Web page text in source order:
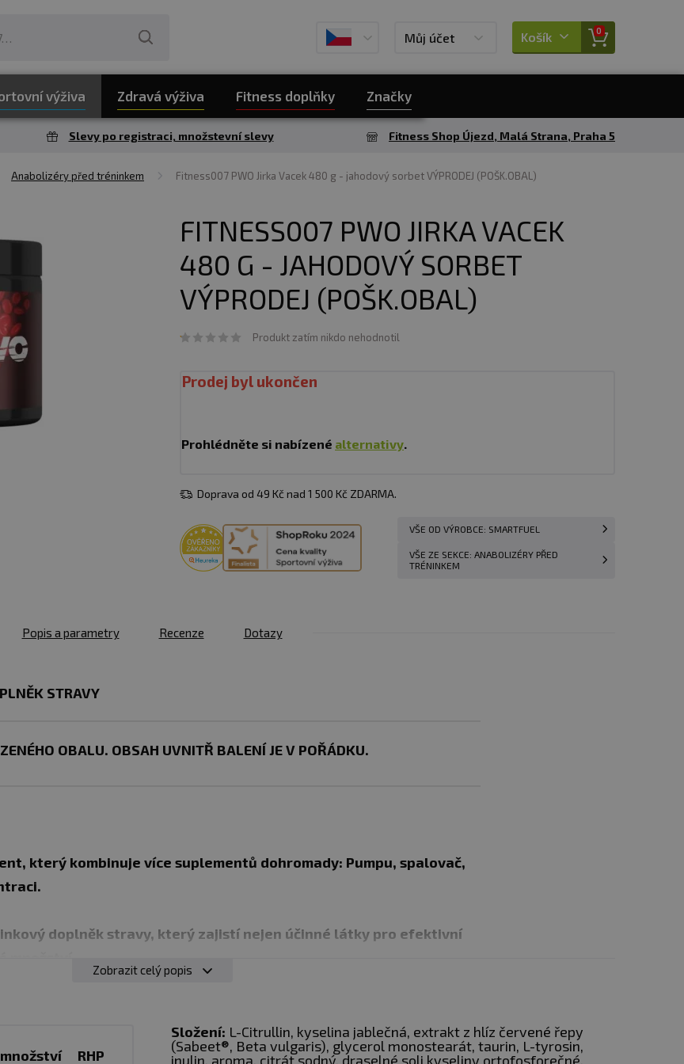
Můj účet Košík 0
výživa Zdravá výživa Fitness doplňky Značky
Slevy po registraci, množstevní slevy Fitness Shop Újezd, Malá Strana, Praha 5
Anabolizéry před tréninkem Fitness007 PWO Jirka Vacek 480 g - jahodový sorbet VÝPRODEJ (POŠK.OBAL)
FITNESS007 PWO JIRKA VACEK
480 G - JAHODOVÝ SORBET
VÝPRODEJ (POŠK.OBAL)
Produkt zatím nikdo nehodnotil
Prodej byl ukončen
Prohlédněte si nabízené alternativy.
Doprava od 49 Kč nad 1 500 Kč ZDARMA.
VŠE OD VÝROBCE: SMARTFUEL
VŠE ZE SEKCE: ANABOLIZÉRY PŘED
TRÉNINKEM
Popis a parametry Recenze Dotazy
STRAVY
OBALU. OBSAH UVNITŘ BALENÍ JE V POŘÁDKU.
který kombinuje více suplementů dohromady: Pumpu, spalovač,
doplněk stravy, který zajistí nejen účinné látky pro efektivní
vykrystalizovaly jako nejvhodnější a když byla možnost vytvořit vlastní
Zobrazit celý popis
množství
RHP
Složení: L-Citrullin, kyselina jablečná, extrakt z hlíz červené řepy
(Sabeet®, Beta vulgaris), glycerol monostearát, taurin, L-tyrosin,
inulin, aroma, citrát sodný, draselné soli kyseliny ortofosforečné,